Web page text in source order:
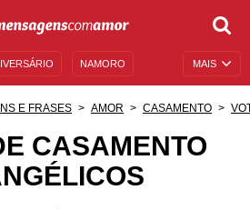
MAIS
NAMORO
MENSAGENS DE ANIVERSÁRIO
E FRASES AMOR CASAMENTO
CASAMENTO